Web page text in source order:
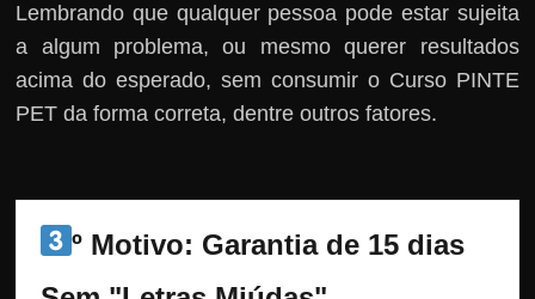
Lembrando que qualquer pessoa pode estar sujeita
a algum problema, ou mesmo querer resultados
acima do esperado, sem consumir o Curso PINTE
PET da forma correta, dentre outros fatores.
º Motivo: Garantia de 15 dias